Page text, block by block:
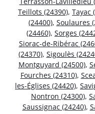
Teillots (24390), Tayac
(24400), Soulaures
(24460), Sorges
Siorac-de-Ribérac
(24370), Sigoulès
Montguyard (24500),
Fourches (24310),
les-Églises (24420),
Nontron (24300),
Saussignac (24240),